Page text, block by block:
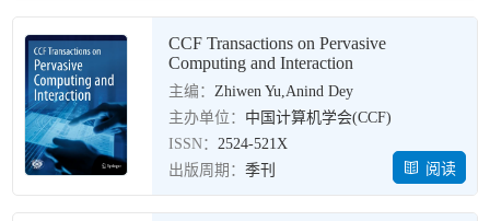
CCF Transactions on Pervasive
Computing and Interaction
主编：Zhiwen Yu,Anind Dey
主办单位： 中国计算机学会(CCF)
ISSN：2524-521X
出版周期：季刊 阅读